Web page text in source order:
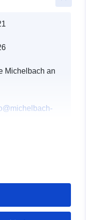
Michelbach an